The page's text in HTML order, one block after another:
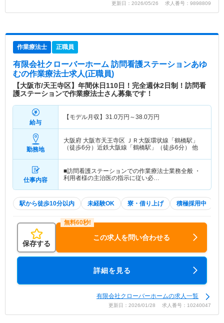
更新日：2026/05/26 求人番号：9898809
作業療法士 正職員
有限会社クローバーホーム 訪問看護ステーションあゆ
むの作業療法士求人(正職員)
【大阪市/天王寺区】年間休日110日！完全週休2日制！訪問看
護ステーションで作業療法士さん募集です！
給与
【モデル月収】 31.0万円～38.0万円
勤務地
大阪府 大阪市天王寺区 ＪＲ大阪環状線「鶴橋駅」
（徒歩6分）近鉄大阪線「鶴橋駅」（徒歩6分） 他
仕事内容
■訪問看護ステーションでの作業療法士業務全般 ・
利用者様の主治医の指示に従い必…
駅から徒歩10分以内 未経験OK 寮・借り上げ 積極採用中
保存する
この求人を問い合わせる
詳細を見る
有限会社クローバーホームの求人一覧
更新日：2026/01/28 求人番号：10240047